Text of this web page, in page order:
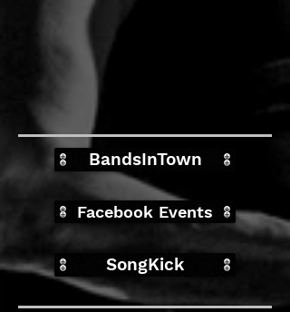
BandsInTown
Facebook Events
SongKick